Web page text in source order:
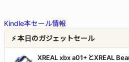
Kindle本セール情報
⚡ 本日のガジェットセール
XREAL xbx a01+とXREAL